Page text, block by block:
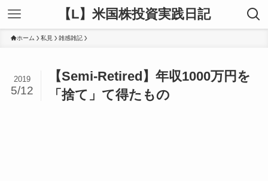
【L】米国株投資実践日記
ホーム 私見 雑感雑記
【Semi-Retired】年収1000万円を
「捨て」て得たもの
2019
5/12